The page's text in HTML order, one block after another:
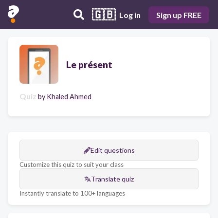
🇬🇧 Log in Sign up FREE
Le présent
Quiz by Khaled Ahmed
Edit questions
Customize this quiz to suit your class
Translate quiz
Instantly translate to 100+ languages